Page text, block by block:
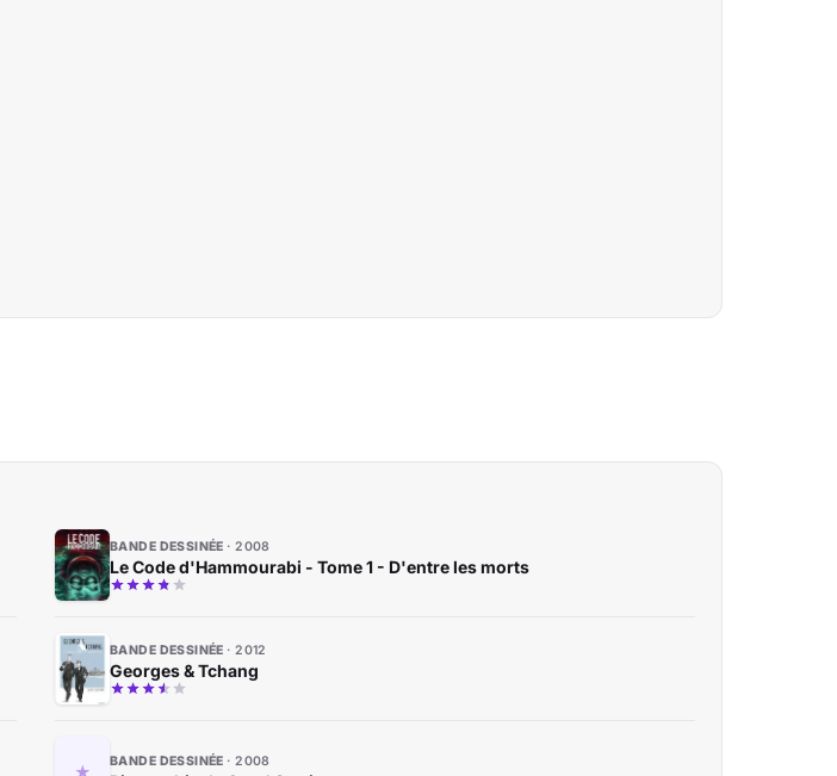
BANDE DESSINÉE 2008
Le Code d'Hammourabi - Tome 1 - D'entre les morts
BANDE DESSINÉE 2012
Georges & Tchang
BANDE DESSINÉE 2008